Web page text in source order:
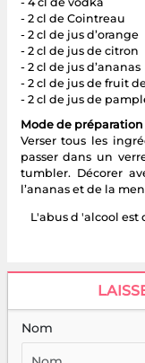
- 2 cl de Cointreau
- 2 cl de jus d’orange
- 2 cl de jus de citron
- 2 cl de jus d’ananas
- 2 cl de jus de fruit
- 2 cl de jus de
Mode de préparation
Verser tous les
passer dans un
tumbler. Décorer
l’ananas et de la
L'abus d 'alcool est
Nom